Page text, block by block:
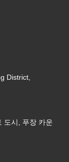
District,
도시, 푸장 카운